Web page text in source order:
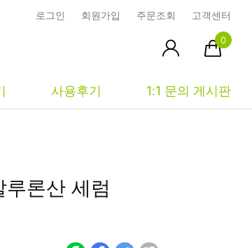
로그인 회원가입 주문조회 고객센터
0
사용후기 1:1 문의 게시판
시사모
루론산 세럼